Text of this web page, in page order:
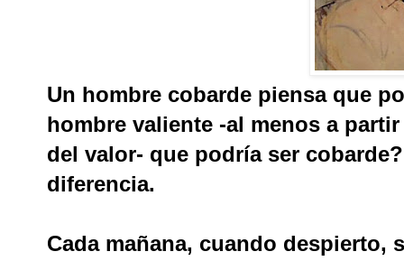
Un hombre cobarde piensa que
hombre valiente -al menos a
del valor- que podría ser
diferencia.
Cada mañana, cuando despierto,